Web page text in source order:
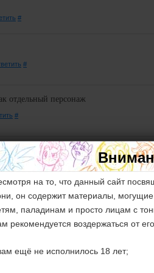
#
#
отдельный персонаж
#
а будет ли перевод других
#
меня свободное от учёбы и
#
:D
#
на то, что данный сайт
он содержит материалы,
паладинам и просто лицам с
рекомендуется воздержаться от
ещё не исполнилось 18 лет;